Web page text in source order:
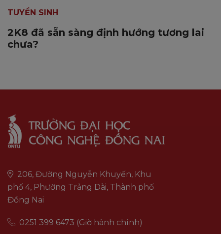
TUYỂN SINH
2K8 đã sẵn sàng định hướng tương lai
chưa?
206, Đường Nguyễn Khuyến, Khu
phố 4, Phường Trảng Dài, Thành phố
Đồng Nai
0251 399 6473 (Giờ hành chính)